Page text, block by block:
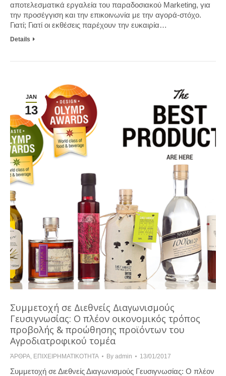
αποτελεσματικά εργαλεία του παραδοσιακού Marketing, για
την προσέγγιση και την επικοινωνία με την αγορά-στόχο.
Γιατί; Γιατί οι εκθέσεις παρέχουν την ευκαιρία…
Details
JAN
13
Συμμετοχή σε Διεθνείς Διαγωνισμούς
Γευσιγνωσίας: Ο πλέον οικονομικός τρόπος
προβολής & προώθησης προϊόντων του
Αγροδιατροφικού τομέα
ΆΡΘΡΑ, ΕΠΙΧΕΙΡΗΜΑΤΙΚΟΤΗΤΑ By admin 13/01/2017
Συμμετοχή σε Διεθνείς Διαγωνισμούς Γευσιγνωσίας: Ο πλέον